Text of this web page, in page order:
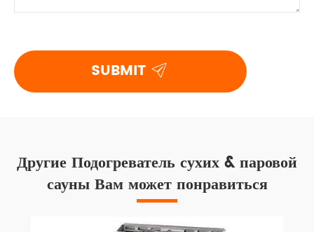
SUBMIT 
Другие Подогреватель сухих & паровой
сауны Вам может понравиться